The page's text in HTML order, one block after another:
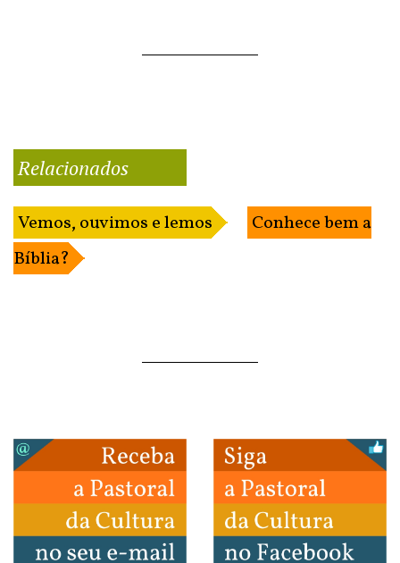
Relacionados
Vemos, ouvimos e lemos
Conhece bem a
Bíblia?